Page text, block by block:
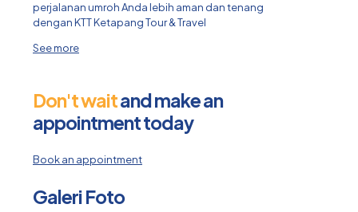
perjalanan umroh Anda lebih aman dan tenang
dengan KTT Ketapang Tour & Travel
See more
Don't waitand make an
appointment today
Book an appointment
Galeri Foto